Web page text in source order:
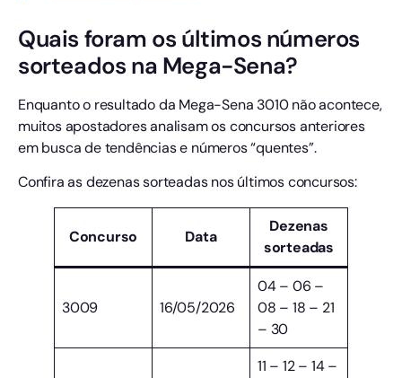
Quais foram os últimos números
sorteados na Mega-Sena?
Enquanto o resultado da Mega-Sena 3010 não acontece,
muitos apostadores analisam os concursos anteriores
em busca de tendências e números “quentes”.
Confira as dezenas sorteadas nos últimos concursos:
Concurso Data
Dezenas
sorteadas
3009 16/05/2026
04 – 06 –
08 – 18 – 21
– 30
11 – 12 – 14 –